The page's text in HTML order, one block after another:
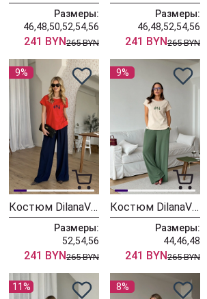
Размеры:
46,48,50,52,54,56
241 BYN265 BYN
Размеры:
46,48,52,54,56
241 BYN265 BYN
9%
Костюм DilanaVIP 2139-4 красный + синий
Размеры:
52,54,56
241 BYN265 BYN
9%
Костюм DilanaVIP 2139-3 бежевый + зеленый
Размеры:
44,46,48
241 BYN265 BYN
11% 8%